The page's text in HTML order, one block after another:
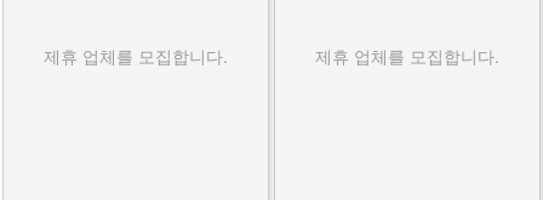
제휴 업체를 모집합니다. 제휴 업체를 모집합니다.